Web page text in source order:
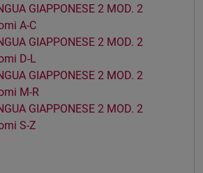
GIAPPONESE 2 MOD. 2
A-C
GIAPPONESE 2 MOD. 2
D-L
GIAPPONESE 2 MOD. 2
M-R
GIAPPONESE 2 MOD. 2
S-Z